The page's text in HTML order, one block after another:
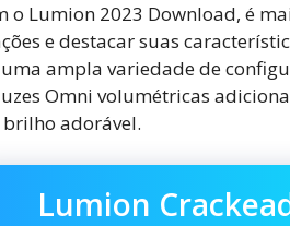
o Lumion 2023 Download, é
e destacar suas
ampla variedade de
Omni volumétricas
adorável.
Lumion